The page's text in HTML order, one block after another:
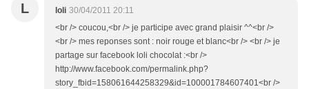
L loli 30/04/2011 20:11
<br /> coucou,<br /> je participe avec grand plaisir ^^<br />
<br /> mes reponses sont : noir rouge et blanc<br /> <br /> je
partage sur facebook loli chocolat :<br />
http://www.facebook.com/permalink.php?
story_fbid=158061644258329&id=100001784607401<br />